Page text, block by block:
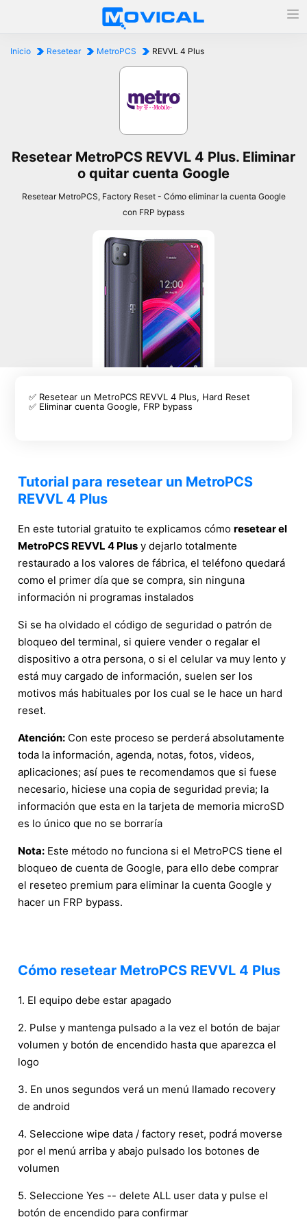
Inicio Resetear MetroPCS REVVL 4 Plus
Resetear MetroPCS REVVL 4 Plus. Eliminar
o quitar cuenta Google
Resetear MetroPCS, Factory Reset - Cómo eliminar la cuenta Google
con FRP bypass
✅ Resetear un MetroPCS REVVL 4 Plus, Hard Reset
✅ Eliminar cuenta Google, FRP bypass
Tutorial para resetear un MetroPCS
REVVL 4 Plus
En este tutorial gratuito te explicamos cómo resetear el
MetroPCS REVVL 4 Plus y dejarlo totalmente
restaurado a los valores de fábrica, el teléfono quedará
como el primer día que se compra, sin ninguna
información ni programas instalados
Si se ha olvidado el código de seguridad o patrón de
bloqueo del terminal, si quiere vender o regalar el
dispositivo a otra persona, o si el celular va muy lento y
está muy cargado de información, suelen ser los
motivos más habituales por los cual se le hace un hard
reset.
Atención: Con este proceso se perderá absolutamente
toda la información, agenda, notas, fotos, videos,
aplicaciones; así pues te recomendamos que si fuese
necesario, hiciese una copia de seguridad previa; la
información que esta en la tarjeta de memoria microSD
es lo único que no se borraría
Nota: Este método no funciona si el MetroPCS tiene el
bloqueo de cuenta de Google, para ello debe comprar
el reseteo premium para eliminar la cuenta Google y
hacer un FRP bypass.
Cómo resetear MetroPCS REVVL 4 Plus
1. El equipo debe estar apagado
2. Pulse y mantenga pulsado a la vez el botón de bajar
volumen y botón de encendido hasta que aparezca el
logo
3. En unos segundos verá un menú llamado recovery
de android
4. Seleccione wipe data / factory reset, podrá moverse
por el menú arriba y abajo pulsado los botones de
volumen
5. Seleccione Yes -- delete ALL user data y pulse el
botón de encendido para confirmar